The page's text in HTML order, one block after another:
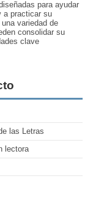
para ayudar
a practicar su
variedad de
consolidar su
clave
las Letras
lectora